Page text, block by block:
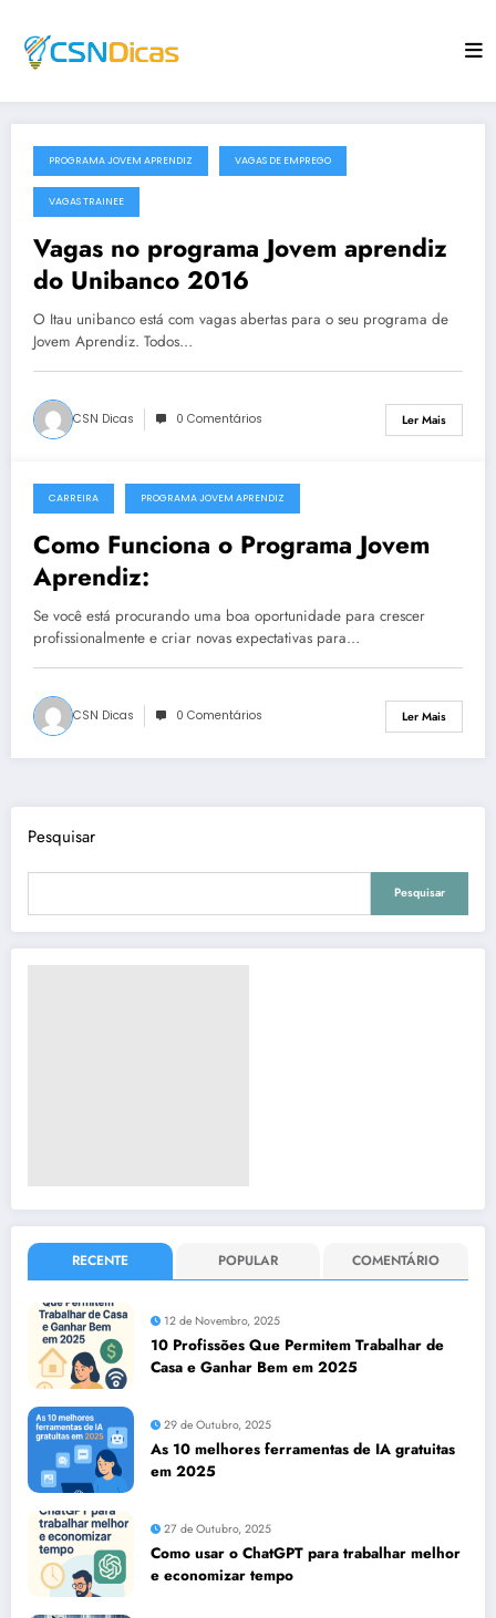
conteúdo
11 de Novembro, 2015
PROGRAMA JOVEM APRENDIZ VAGAS DE EMPREGO
VAGAS TRAINEE
Vagas no programa Jovem aprendiz
do Unibanco 2016
O Itau unibanco está com vagas abertas para o seu programa de
Jovem Aprendiz. Todos…
CSN Dicas 0 Comentários Ler Mais
14 de Fevereiro, 2012
CARREIRA PROGRAMA JOVEM APRENDIZ
Como Funciona o Programa Jovem
Aprendiz:
Se você está procurando uma boa oportunidade para crescer
profissionalmente e criar novas expectativas para…
CSN Dicas 0 Comentários Ler Mais
Pesquisar
Pesquisar
RECENTE POPULAR COMENTÁRIO
12 de Novembro, 2025
10 Profissões Que Permitem Trabalhar de
Casa e Ganhar Bem em 2025
29 de Outubro, 2025
As 10 melhores ferramentas de IA gratuitas
em 2025
27 de Outubro, 2025
Como usar o ChatGPT para trabalhar melhor
e economizar tempo